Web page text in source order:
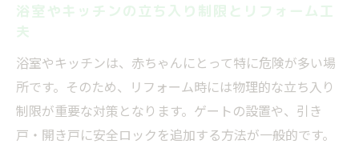
浴室やキッチンの立ち入り制限とリフォーム工
夫
浴室やキッチンは、赤ちゃんにとって特に危険が多い場
所です。そのため、リフォーム時には物理的な立ち入り
制限が重要な対策となります。ゲートの設置や、引き
戸・開き戸に安全ロックを追加する方法が一般的です。